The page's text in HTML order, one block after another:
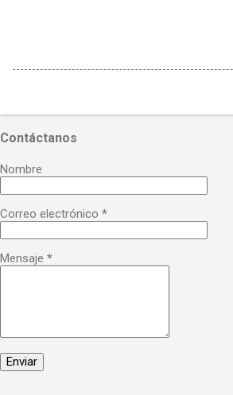
Contáctanos
Nombre
Correo electrónico *
Mensaje *